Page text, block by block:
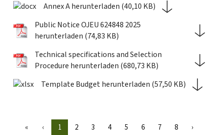
Annex A herunterladen (40,10 KB)
Public Notice OJEU 624848 2025
herunterladen (74,83 KB)
Technical specifications and Selection
Procedure herunterladen (680,73 KB)
Template Budget herunterladen (57,50 KB)
« ‹ 1 2 3 4 5 6 7 8 ›